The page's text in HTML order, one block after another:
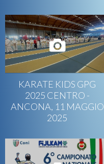
KARATE KIDS GPG
2025 CENTRO -
ANCONA, 11 MAGGIO
2025